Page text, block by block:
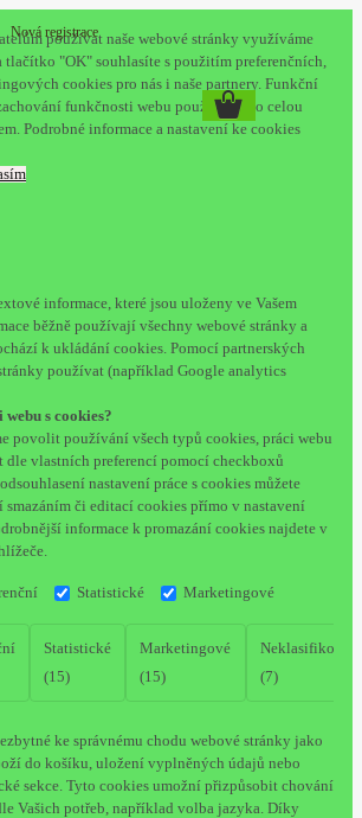
používat naše webové stránky využíváme
"OK" souhlasíte s použitím preferenčních,
cookies pro nás i naše partnery. Funkční
funkčnosti webu používány po celou
Podrobné informace a nastavení ke cookies
informace, které jsou uloženy ve Vašem
běžně používají všechny webové stránky a
k ukládání cookies. Pomocí partnerských
používat (například Google analytics
s cookies?
povolit používání všech typů cookies, práci webu
dle vlastních preferencí pomocí checkboxů
nastavení práce s cookies můžete
smazáním či editací cookies přímo v nastavení
informace k promazání cookies najdete v
Statistické Marketingové
Statistické
(15)
Marketingové
(15)
(7)
ke správnému chodu webové stránky jako
do košíku, uložení vyplněných údajů nebo
sekce. Tyto cookies umožní přizpůsobit chování
Vašich potřeb, například volba jazyka. Díky
Nová registrace